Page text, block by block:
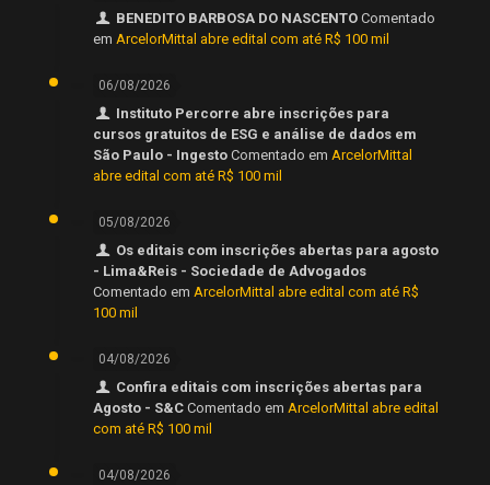
BENEDITO BARBOSA DO NASCENTO Comentado
em ArcelorMittal abre edital com até R$ 100 mil
06/08/2026
Instituto Percorre abre inscrições para
cursos gratuitos de ESG e análise de dados em
São Paulo - Ingesto Comentado em ArcelorMittal
abre edital com até R$ 100 mil
05/08/2026
Os editais com inscrições abertas para agosto
- Lima&Reis - Sociedade de Advogados
Comentado em ArcelorMittal abre edital com até R$
100 mil
04/08/2026
Confira editais com inscrições abertas para
Agosto - S&C Comentado em ArcelorMittal abre edital
com até R$ 100 mil
04/08/2026